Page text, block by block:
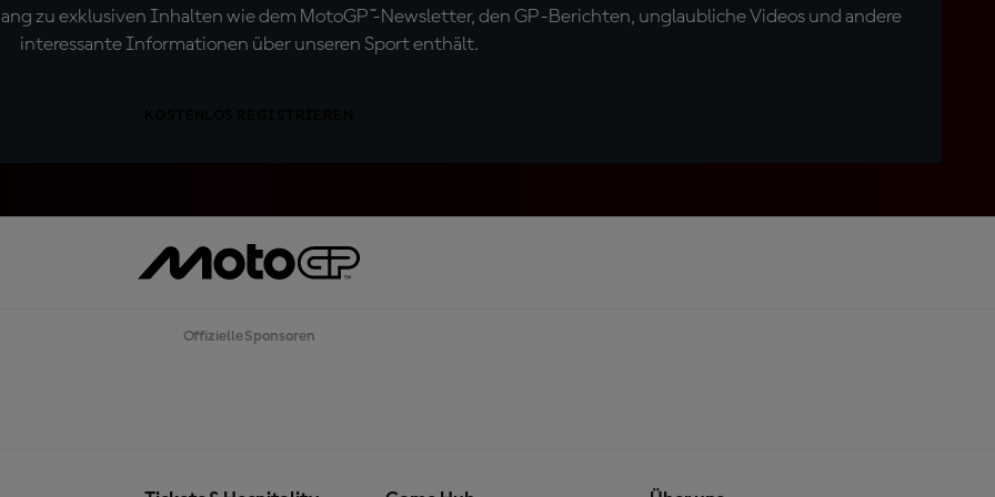
zu exklusiven Inhalten wie dem MotoGP™-Newsletter, den GP-Berichten, unglaubliche Videos und andere
interessante Informationen über unseren Sport enthält.
Offizielle Sponsoren